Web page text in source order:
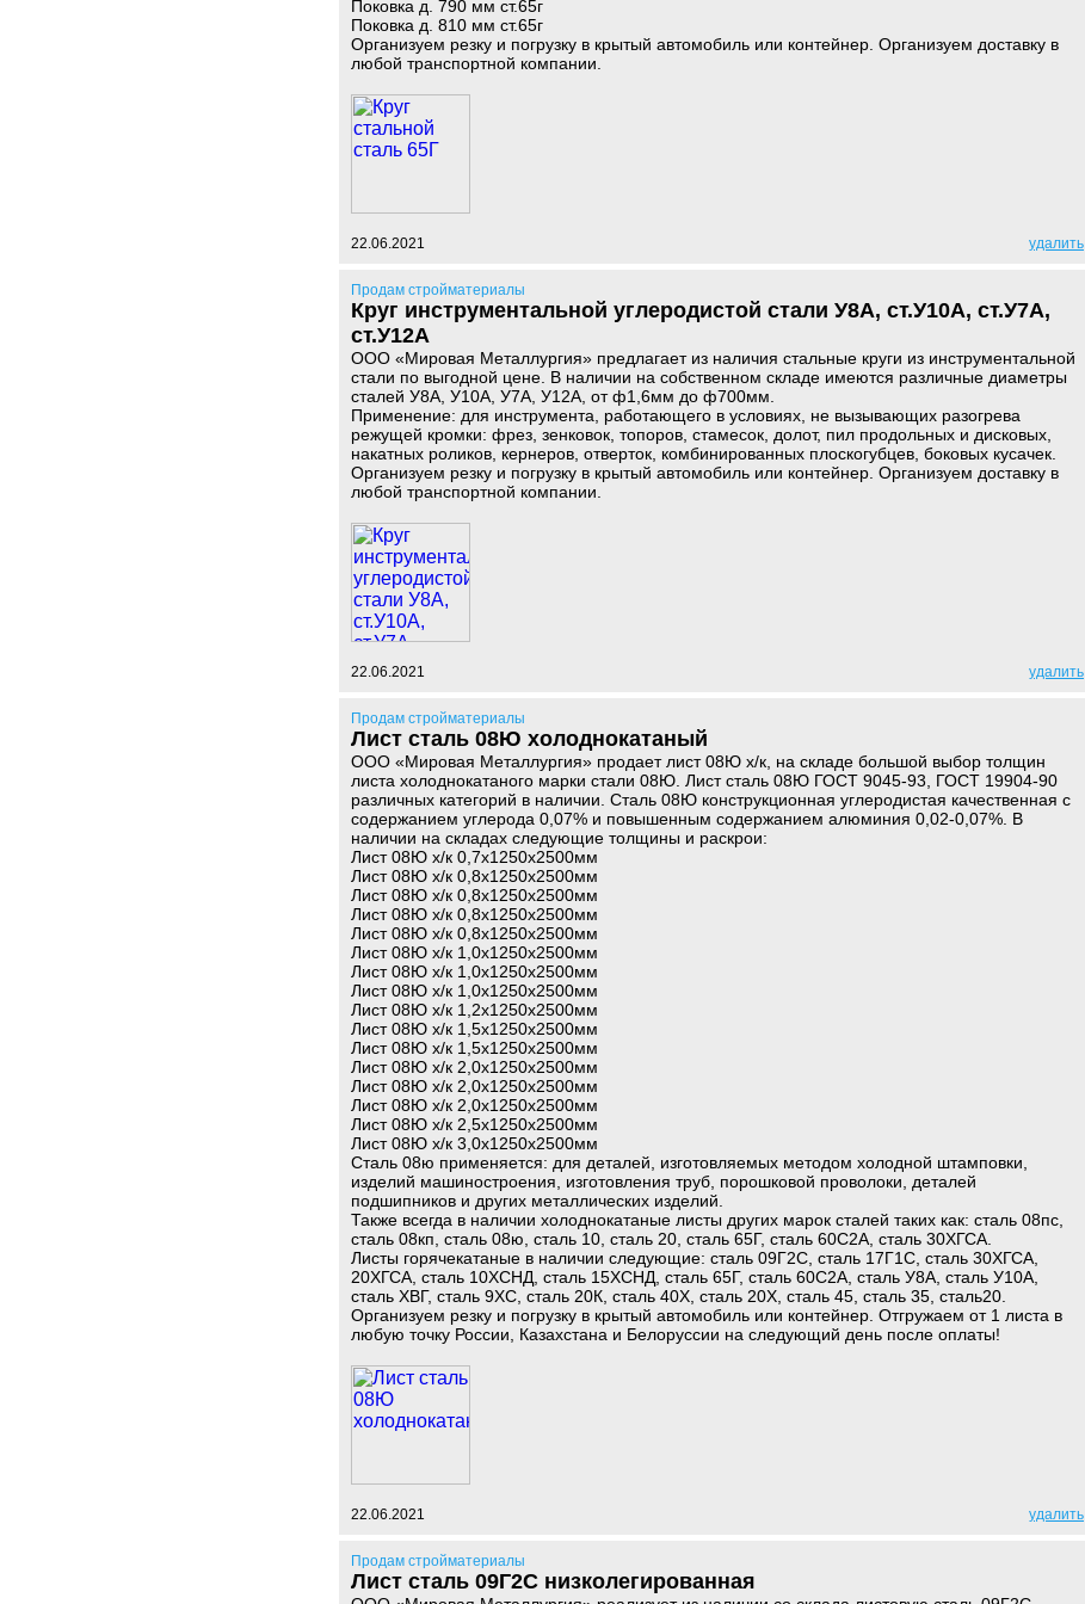
Поковка д. 790 мм ст.65г
Поковка д. 810 мм ст.65г
Организуем резку и погрузку в крытый автомобиль или контейнер. Организуем доставку в
любой транспортной компании.
22.06.2021 удалить
Продам стройматериалы
Круг инструментальной углеродистой стали У8А, ст.У10А, ст.У7А,
ст.У12А
ООО «Мировая Металлургия» предлагает из наличия стальные круги из инструментальной
стали по выгодной цене. В наличии на собственном складе имеются различные диаметры
сталей У8А, У10А, У7А, У12А, от ф1,6мм до ф700мм.
Применение: для инструмента, работающего в условиях, не вызывающих разогрева
режущей кромки: фрез, зенковок, топоров, стамесок, долот, пил продольных и дисковых,
накатных роликов, кернеров, отверток, комбинированных плоскогубцев, боковых кусачек.
Организуем резку и погрузку в крытый автомобиль или контейнер. Организуем доставку в
любой транспортной компании.
22.06.2021 удалить
Продам стройматериалы
Лист сталь 08Ю холоднокатаный
ООО «Мировая Металлургия» продает лист 08Ю х/к, на складе большой выбор толщин
листа холоднокатаного марки стали 08Ю. Лист сталь 08Ю ГОСТ 9045-93, ГОСТ 19904-90
различных категорий в наличии. Сталь 08Ю конструкционная углеродистая качественная с
содержанием углерода 0,07% и повышенным содержанием алюминия 0,02-0,07%. В
наличии на складах следующие толщины и раскрои:
Лист 08Ю х/к 0,7х1250х2500мм
Лист 08Ю х/к 0,8х1250х2500мм
Лист 08Ю х/к 0,8х1250х2500мм
Лист 08Ю х/к 0,8х1250х2500мм
Лист 08Ю х/к 0,8х1250х2500мм
Лист 08Ю х/к 1,0х1250х2500мм
Лист 08Ю х/к 1,0х1250х2500мм
Лист 08Ю х/к 1,0х1250х2500мм
Лист 08Ю х/к 1,2х1250х2500мм
Лист 08Ю х/к 1,5х1250х2500мм
Лист 08Ю х/к 1,5х1250х2500мм
Лист 08Ю х/к 2,0х1250х2500мм
Лист 08Ю х/к 2,0х1250х2500мм
Лист 08Ю х/к 2,0х1250х2500мм
Лист 08Ю х/к 2,5х1250х2500мм
Лист 08Ю х/к 3,0х1250х2500мм
Сталь 08ю применяется: для деталей, изготовляемых методом холодной штамповки,
изделий машиностроения, изготовления труб, порошковой проволоки, деталей
подшипников и других металлических изделий.
Также всегда в наличии холоднокатаные листы других марок сталей таких как: сталь 08пс,
сталь 08кп, сталь 08ю, сталь 10, сталь 20, сталь 65Г, сталь 60С2А, сталь 30ХГСА.
Листы горячекатаные в наличии следующие: сталь 09Г2С, сталь 17Г1С, сталь 30ХГСА,
20ХГСА, сталь 10ХСНД, сталь 15ХСНД, сталь 65Г, сталь 60С2А, сталь У8А, сталь У10А,
сталь ХВГ, сталь 9ХС, сталь 20К, сталь 40Х, сталь 20Х, сталь 45, сталь 35, сталь20.
Организуем резку и погрузку в крытый автомобиль или контейнер. Отгружаем от 1 листа в
любую точку России, Казахстана и Белоруссии на следующий день после оплаты!
22.06.2021 удалить
Продам стройматериалы
Лист сталь 09Г2С низколегированная